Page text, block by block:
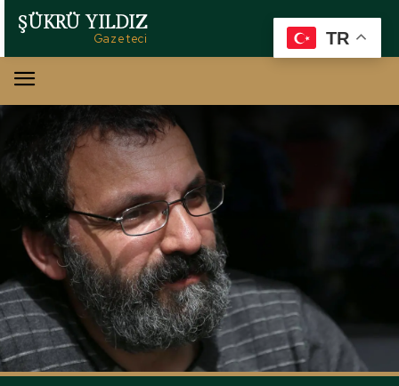
ŞÜKRÜ YILDIZ
Gazeteci TR